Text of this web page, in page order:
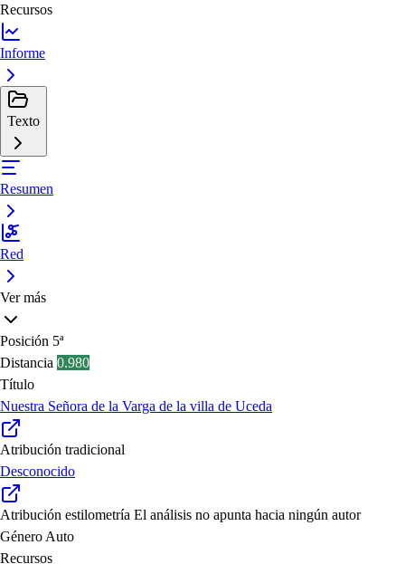
Recursos
Informe
Texto
Resumen
Red
Ver más
Posición 5ª
Distancia 0.980
Título
Nuestra Señora de la Varga de la villa de Uceda
Atribución tradicional
Desconocido
Atribución estilometría El análisis no apunta hacia ningún autor
Género Auto
Recursos